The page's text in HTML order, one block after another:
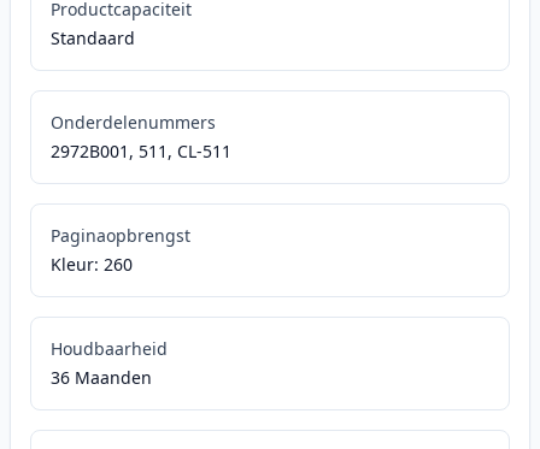
Productcapaciteit
Standaard
Onderdelenummers
2972B001, 511, CL-511
Paginaopbrengst
Kleur: 260
Houdbaarheid
36 Maanden